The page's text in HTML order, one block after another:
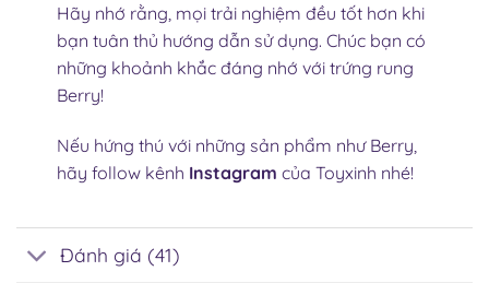
Hãy nhớ rằng, mọi trải nghiệm đều tốt hơn khi
bạn tuân thủ hướng dẫn sử dụng. Chúc bạn có
những khoảnh khắc đáng nhớ với trứng rung
Berry!
Nếu hứng thú với những sản phẩm như Berry,
hãy follow kênh Instagram của Toyxinh nhé!
Đánh giá (41)